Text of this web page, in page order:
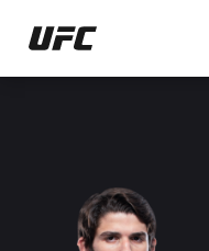
イ
ン